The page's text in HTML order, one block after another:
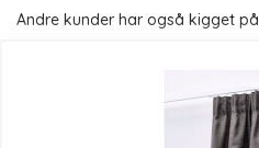
Andre kunder har også kigget på